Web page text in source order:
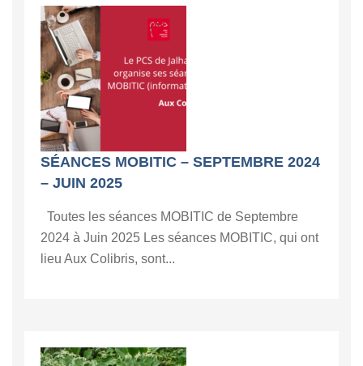
SÉANCES MOBITIC – SEPTEMBRE 2024
– JUIN 2025
Toutes les séances MOBITIC de Septembre
2024 à Juin 2025 Les séances MOBITIC, qui ont
lieu Aux Colibris, sont...